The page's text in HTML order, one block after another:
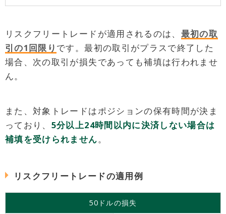
リスクフリートレードが適用されるのは、 最初の取
引の1回限り です。最初の取引がプラスで終了した
場合、次の取引が損失であっても補填は行われませ
ん。
また、対象トレードはポジションの保有時間が決ま
っており、 5分以上24時間以内に決済しない場合は
補填を受けられません。
リスクフリートレードの適用例
50ドルの損失